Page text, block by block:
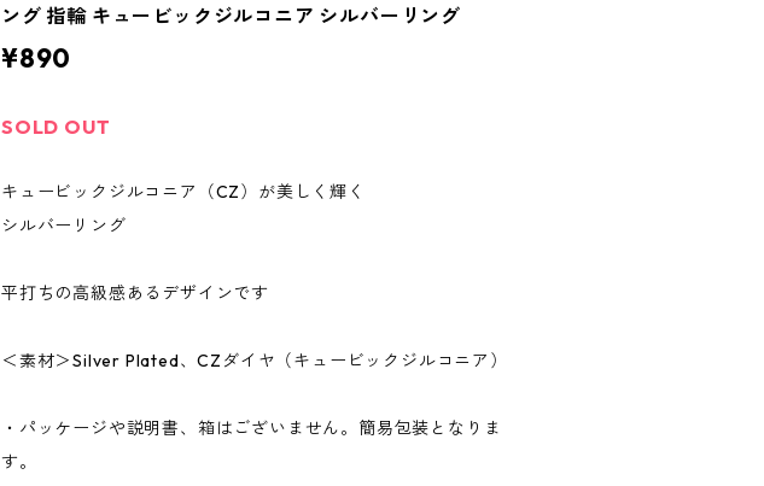
ング 指輪 キュービックジルコニア シルバーリング
¥890
SOLD OUT
キュービックジルコニア（CZ）が美しく輝く
シルバーリング
平打ちの高級感あるデザインです
＜素材＞Silver Plated、CZダイヤ（キュービックジルコニア）
・パッケージや説明書、箱はございません。簡易包装となりま
す。